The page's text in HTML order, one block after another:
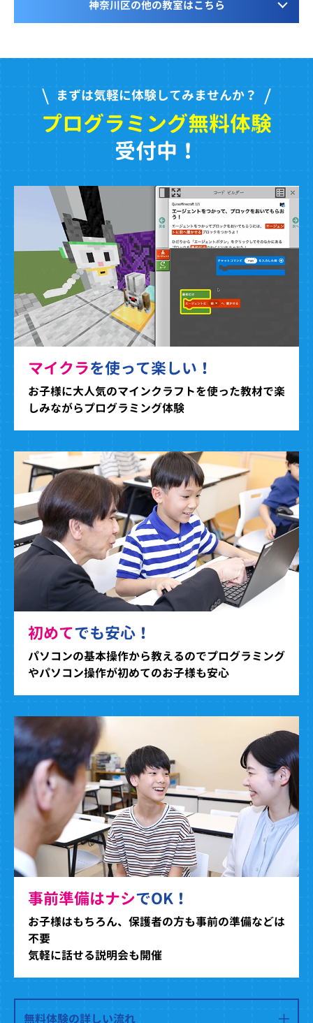
神奈川区の他の教室はこちら
まずは気軽に体験してみませんか？
プログラミング無料体験
受付中！
マイクラを使って楽しい！
お子様に大人気のマインクラフトを使った教材で楽
しみながらプログラミング体験
初めてでも安心！
パソコンの基本操作から教えるのでプログラミング
やパソコン操作が初めてのお子様も安心
事前準備はナシでOK！
お子様はもちろん、保護者の方も事前の準備などは
不要
気軽に話せる説明会も開催
無料体験の詳しい流れ